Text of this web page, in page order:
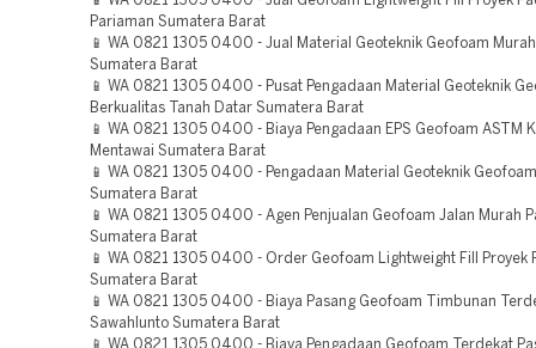
Pariaman Sumatera Barat
📱 WA 0821 1305 0400 - Jual Material Geoteknik Geofoam
Sumatera Barat
📱 WA 0821 1305 0400 - Pusat Pengadaan Material Geoteknik
Berkualitas Tanah Datar Sumatera Barat
📱 WA 0821 1305 0400 - Biaya Pengadaan EPS Geofoam ASTM
Mentawai Sumatera Barat
📱 WA 0821 1305 0400 - Pengadaan Material Geoteknik
Sumatera Barat
📱 WA 0821 1305 0400 - Agen Penjualan Geofoam Jalan Murah
Sumatera Barat
📱 WA 0821 1305 0400 - Order Geofoam Lightweight Fill Proyek
Sumatera Barat
📱 WA 0821 1305 0400 - Biaya Pasang Geofoam Timbunan
Sawahlunto Sumatera Barat
📱 WA 0821 1305 0400 - Biaya Pengadaan Geofoam Terdekat